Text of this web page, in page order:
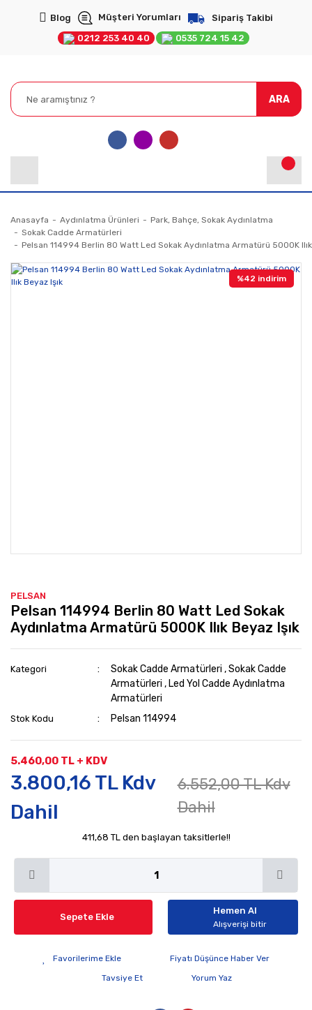
Blog Müşteri Yorumları
Sipariş Takibi
0212 253 40 40
0535 724 15 42
ARA
Anasayfa Aydınlatma Ürünleri
Park, Bahçe, Sokak Aydınlatma
Sokak Cadde Armatürleri
Pelsan 114994 Berlin 80 Watt Led Sokak Aydınlatma Armatürü 5000K Ilık
%42 indirim
PELSAN
Pelsan 114994 Berlin 80 Watt Led Sokak
Aydınlatma Armatürü 5000K Ilık Beyaz Işık
Kategori Sokak Cadde Armatürleri ,Sokak Cadde
Armatürleri , Led Yol Cadde Aydınlatma
Armatürleri
Stok Kodu Pelsan 114994
5.460,00 TL + KDV
3.800,16 TL Kdv
Dahil
6.552,00 TL Kdv
Dahil
411,68 TL den başlayan taksitlerle!!
Sepete Ekle
Hemen Al
Alışverişi bitir
Fiyatı Düşünce Haber Ver
Tavsiye Et
Yorum Yaz